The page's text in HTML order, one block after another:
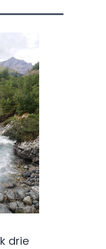
drie